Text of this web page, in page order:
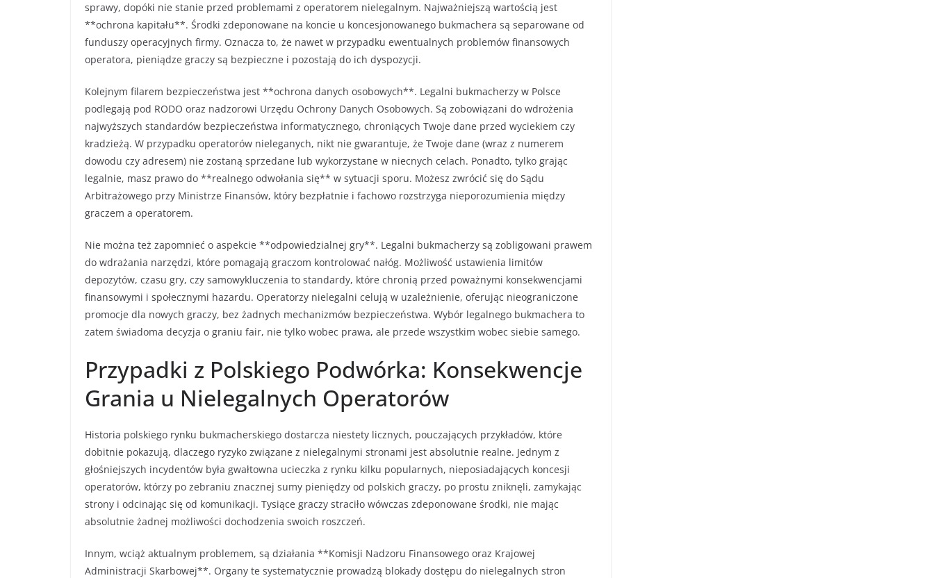
sprawy, dopóki nie stanie przed problemami z operatorem nielegalnym. Najważniejszą wartością jest
**ochrona kapitału**. Środki zdeponowane na koncie u koncesjonowanego bukmachera są separowane od
funduszy operacyjnych firmy. Oznacza to, że nawet w przypadku ewentualnych problemów finansowych
operatora, pieniądze graczy są bezpieczne i pozostają do ich dyspozycji.
Kolejnym filarem bezpieczeństwa jest **ochrona danych osobowych**. Legalni bukmacherzy w Polsce
podlegają pod RODO oraz nadzorowi Urzędu Ochrony Danych Osobowych. Są zobowiązani do wdrożenia
najwyższych standardów bezpieczeństwa informatycznego, chroniących Twoje dane przed wyciekiem czy
kradzieżą. W przypadku operatorów nieleganych, nikt nie gwarantuje, że Twoje dane (wraz z numerem
dowodu czy adresem) nie zostaną sprzedane lub wykorzystane w niecnych celach. Ponadto, tylko grając
legalnie, masz prawo do **realnego odwołania się** w sytuacji sporu. Możesz zwrócić się do Sądu
Arbitrażowego przy Ministrze Finansów, który bezpłatnie i fachowo rozstrzyga nieporozumienia między
graczem a operatorem.
Nie można też zapomnieć o aspekcie **odpowiedzialnej gry**. Legalni bukmacherzy są zobligowani prawem
do wdrażania narzędzi, które pomagają graczom kontrolować nałóg. Możliwość ustawienia limitów
depozytów, czasu gry, czy samowykluczenia to standardy, które chronią przed poważnymi konsekwencjami
finansowymi i społecznymi hazardu. Operatorzy nielegalni celują w uzależnienie, oferując nieograniczone
promocje dla nowych graczy, bez żadnych mechanizmów bezpieczeństwa. Wybór legalnego bukmachera to
zatem świadoma decyzja o graniu fair, nie tylko wobec prawa, ale przede wszystkim wobec siebie samego.
Przypadki z Polskiego Podwórka: Konsekwencje
Grania u Nielegalnych Operatorów
Historia polskiego rynku bukmacherskiego dostarcza niestety licznych, pouczających przykładów, które
dobitnie pokazują, dlaczego ryzyko związane z nielegalnymi stronami jest absolutnie realne. Jednym z
głośniejszych incydentów była gwałtowna ucieczka z rynku kilku popularnych, nieposiadających koncesji
operatorów, którzy po zebraniu znacznej sumy pieniędzy od polskich graczy, po prostu zniknęli, zamykając
strony i odcinając się od komunikacji. Tysiące graczy straciło wówczas zdeponowane środki, nie mając
absolutnie żadnej możliwości dochodzenia swoich roszczeń.
Innym, wciąż aktualnym problemem, są działania **Komisji Nadzoru Finansowego oraz Krajowej
Administracji Skarbowej**. Organy te systematycznie prowadzą blokady dostępu do nielegalnych stron